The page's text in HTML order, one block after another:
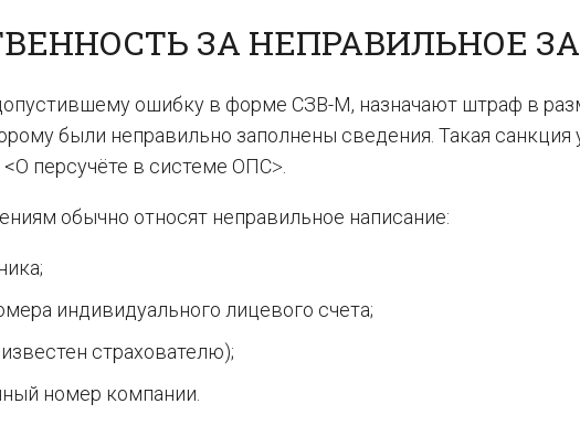
ЗА НЕПРАВИЛЬНОЕ
ошибку в форме СЗВ-М, назначают штраф в
были неправильно заполнены сведения. Такая санкция
персучёте в системе ОПС˃.
обычно относят неправильное написание:
индивидуального лицевого счета;
страхователю);
номер компании.